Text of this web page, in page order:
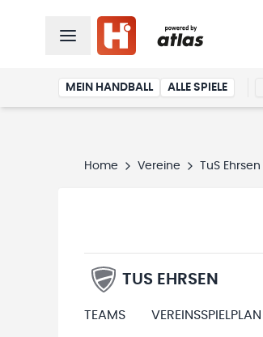
MEIN HANDBALL ALLE SPIELE
Home Vereine TuS Ehrsen
TUS EHRSEN
TEAMS VEREINSSPIELPLAN